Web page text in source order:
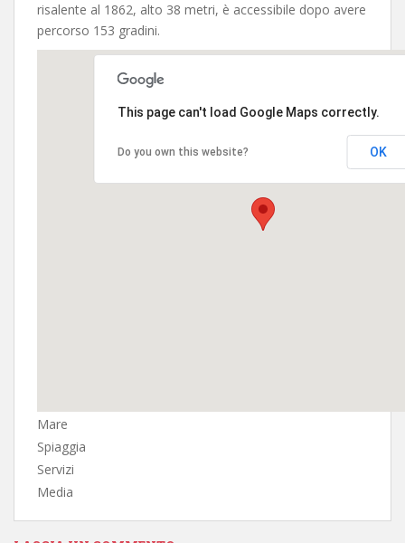
risalente al 1862, alto 38 metri, è accessibile dopo avere
percorso 153 gradini.
This page can't load Google Maps correctly.
Do you own this website? OK
Mare
Spiaggia
Servizi
Media